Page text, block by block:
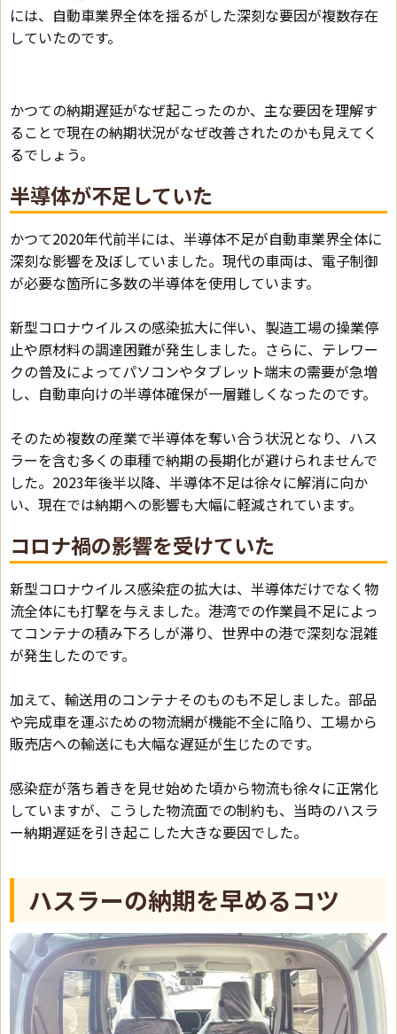
には、自動車業界全体を揺るがした深刻な要因が複数存在
していたのです。
かつての納期遅延がなぜ起こったのか、主な要因を理解す
ることで現在の納期状況がなぜ改善されたのかも見えてく
るでしょう。
半導体が不足していた
かつて2020年代前半には、半導体不足が自動車業界全体に
深刻な影響を及ぼしていました。現代の車両は、電子制御
が必要な箇所に多数の半導体を使用しています。
新型コロナウイルスの感染拡大に伴い、製造工場の操業停
止や原材料の調達困難が発生しました。さらに、テレワー
クの普及によってパソコンやタブレット端末の需要が急増
し、自動車向けの半導体確保が一層難しくなったのです。
そのため複数の産業で半導体を奪い合う状況となり、ハス
ラーを含む多くの車種で納期の長期化が避けられませんで
した。2023年後半以降、半導体不足は徐々に解消に向か
い、現在では納期への影響も大幅に軽減されています。
コロナ禍の影響を受けていた
新型コロナウイルス感染症の拡大は、半導体だけでなく物
流全体にも打撃を与えました。港湾での作業員不足によっ
てコンテナの積み下ろしが滞り、世界中の港で深刻な混雑
が発生したのです。
加えて、輸送用のコンテナそのものも不足しました。部品
や完成車を運ぶための物流網が機能不全に陥り、工場から
販売店への輸送にも大幅な遅延が生じたのです。
感染症が落ち着きを見せ始めた頃から物流も徐々に正常化
していますが、こうした物流面での制約も、当時のハスラ
ー納期遅延を引き起こした大きな要因でした。
ハスラーの納期を早めるコツ